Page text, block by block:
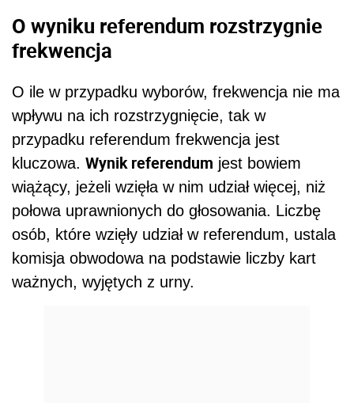
O wyniku referendum rozstrzygnie
frekwencja
O ile w przypadku wyborów, frekwencja nie ma
wpływu na ich rozstrzygnięcie, tak w
przypadku referendum frekwencja jest
kluczowa. Wynik referendum jest bowiem
wiążący, jeżeli wzięła w nim udział więcej, niż
połowa uprawnionych do głosowania. Liczbę
osób, które wzięły udział w referendum, ustala
komisja obwodowa na podstawie liczby kart
ważnych, wyjętych z urny.